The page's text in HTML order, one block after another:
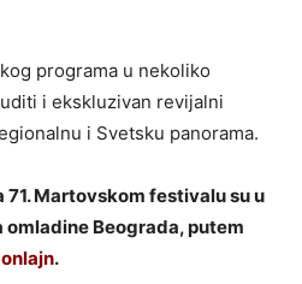
programa u nekoliko
i ekskluzivan revijalni
i Svetsku panorama.
Martovskom festivalu su u
omladine Beograda, putem
onlajn.